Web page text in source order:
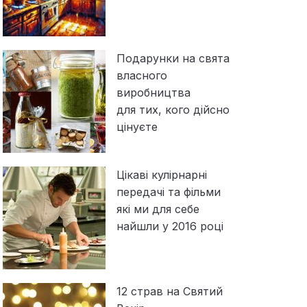
Подарунки на свята
власного
виробництва
для тих, кого дійсно
цінуєте
Цікаві кулірнарні
передачі та фільми
які ми для себе
найшли у 2016 році
12 страв на Святий